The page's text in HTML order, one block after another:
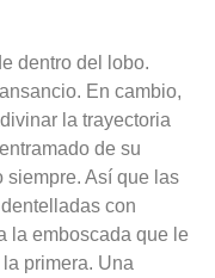
dentro del lobo.
En cambio,
la trayectoria
de su
siempre. Así que las
con
la emboscada que le
primera. Una